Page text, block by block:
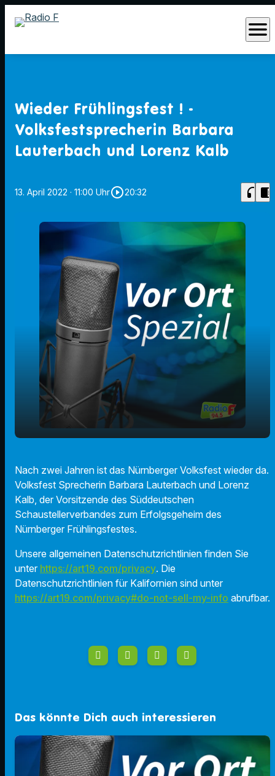
menu
Wieder Frühlingsfest ! -
Volksfestsprecherin Barbara
Lauterbach und Lorenz Kalb
13. April 2022 · 11:00 Uhrplay_circle_outline20:32 headphones chrome_reader_mode
play_arrow Barbara Lauterbach und Lorenz Kalb
00:00 20:32
Nach zwei Jahren ist das Nürnberger Volksfest wieder da.
Volksfest Sprecherin Barbara Lauterbach und Lorenz
Kalb, der Vorsitzende des Süddeutschen
Schaustellerverbandes zum Erfolgsgeheim des
Nürnberger Frühlingsfestes.
Unsere allgemeinen Datenschutzrichtlinien finden Sie
unter https://art19.com/privacy. Die
Datenschutzrichtlinien für Kalifornien sind unter
https://art19.com/privacy#do-not-sell-my-info abrufbar.
Das könnte Dich auch interessieren